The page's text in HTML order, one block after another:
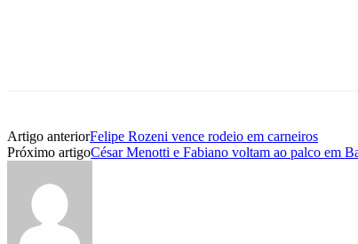
Artigo anteriorFelipe Rozeni vence rodeio em carneiros
Próximo artigoCésar Menotti e Fabiano voltam ao palco em